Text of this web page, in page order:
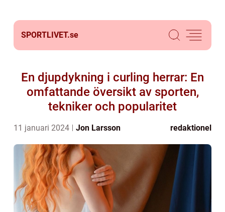
SPORTLIVET.se
En djupdykning i curling herrar: En
omfattande översikt av sporten,
tekniker och popularitet
11 januari 2024 Jon Larsson redaktionel